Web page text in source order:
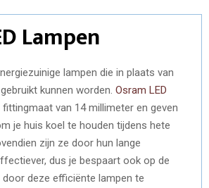
Lampen
lampen die in plaats van
kunnen worden. Osram LED
fittingmaat van 14 millimeter en geven
je huis koel te houden tijdens hete
zijn ze door hun lange
dus je bespaart ook op de
deze efficiënte lampen te